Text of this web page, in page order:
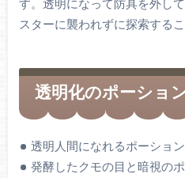
す。透明になって防具を外し
スターに襲われずに探索する
透明化のポーショ
透明人間になれるポーション
発酵したクモの目と暗視の